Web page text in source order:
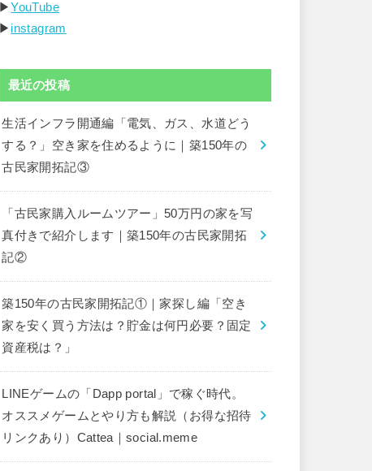
▶︎YouTube
▶︎ instagram
最近の投稿
生活インフラ開通編「電気、ガス、水道どう
する？」空き家を住めるように｜築150年の
古民家開拓記③
「古民家購入ルームツアー」50万円の家を写
真付きで紹介します｜築150年の古民家開拓
記②
築150年の古民家開拓記①｜家探し編「空き
家を安く買う方法は？貯金は何円必要？固定
資産税は？」
LINEゲームの「Dapp portal」で稼ぐ時代。
オススメゲームとやり方も解説（お得な招待
リンクあり）Cattea｜social.meme